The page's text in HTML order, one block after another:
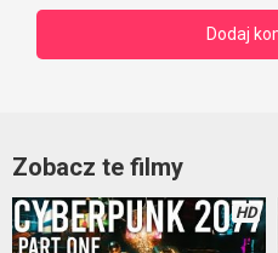
Zobacz te filmy
HD